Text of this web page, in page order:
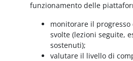
funzionamento delle
monitorare il
svolte (lezioni seguite,
sostenuti);
valutare il livello di